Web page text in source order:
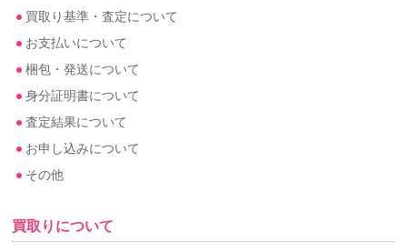
買取り基準・査定について
お支払いについて
梱包・発送について
身分証明書について
査定結果について
お申し込みについて
その他
買取りについて